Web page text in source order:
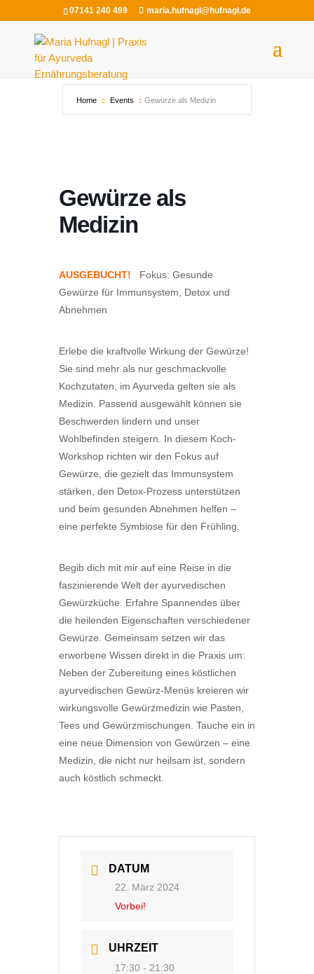
07141 240 499 maria.hufnagl@hufnagl.de
Home Events Gewürze als Medizin
Gewürze als
Medizin
AUSGEBUCHT!
Fokus: Gesunde
Gewürze für Immunsystem, Detox und
Abnehmen
Erlebe die kraftvolle Wirkung der Gewürze!
Sie sind mehr als nur geschmackvolle
Kochzutaten, im Ayurveda gelten sie als
Medizin. Passend ausgewählt können sie
Beschwerden lindern und unser
Wohlbefinden steigern. In diesem Koch-
Workshop richten wir den Fokus auf
Gewürze, die gezielt das Immunsystem
stärken, den Detox-Prozess unterstützen
und beim gesunden Abnehmen helfen –
eine perfekte Symbiose für den Frühling.
Begib dich mit mir auf eine Reise in die
faszinierende Welt der ayurvedischen
Gewürzküche. Erfahre Spannendes über
die heilenden Eigenschaften verschiedener
Gewürze. Gemeinsam setzen wir das
erworbene Wissen direkt in die Praxis um:
Neben der Zubereitung eines köstlichen
ayurvedischen Gewürz-Menüs kreieren wir
wirkungsvolle Gewürzmedizin wie Pasten,
Tees und Gewürzmischungen. Tauche ein in
eine neue Dimension von Gewürzen – eine
Medizin, die nicht nur heilsam ist, sondern
auch köstlich schmeckt.
DATUM
22. März 2024
Vorbei!
UHRZEIT
17:30 - 21:30